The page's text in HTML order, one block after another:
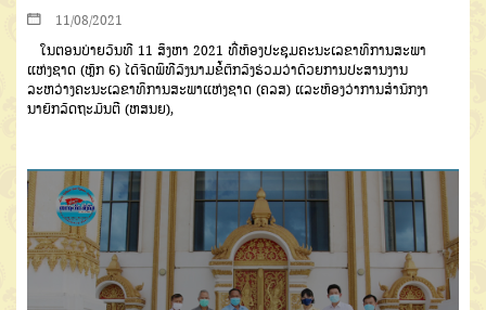
11/08/2021
ໃນຕອນບ່າຍວັນທີ 11 ສິງຫາ 2021 ທີ່ຫ້ອງປະຊຸມຄະນະເລຂາທິການສະພາ
ແຫ່ງຊາດ (ຫຼັກ 6) ໄດ້ຈັດພິທີລົງນາມຂໍ້ຕົກລົງຮ່ວມວ່າດ້ວຍການປະສານງານ
ລະຫວ່າງຄະນະເລຂາທິການສະພາແຫ່ງຊາດ (ຄລສ) ແລະຫ້ອງວ່າການສໍານັກງາ
ນາຍົກລັດຖະມົນຕີ (ຫສນຍ),